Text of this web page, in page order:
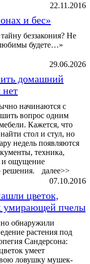
22.11.2016
и бес»
беззакония? Не
будете…»
29.06.2026
домашний
нет
начинаются с
вопрос одним
Кажется, что
стол и стул, но
недель появляются
техника,
и ощущение
решения.
далее>>
07.10.2016
цветок,
умирающей пчелы
обнаружили
растения под
Сандерсона:
умеет
ловушку мушек-